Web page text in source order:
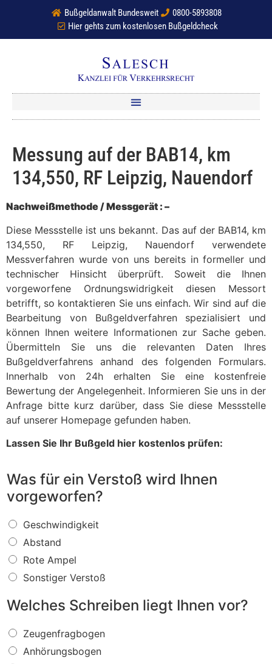
Bußgeldanwalt Bundesweit
0800-5893808
Hier gehts zum kostenlosen Bußgeldcheck
Messung auf der BAB14, km
134,550, RF Leipzig, Nauendorf
Nachweißmethode / Messgerät : –
Diese Messstelle ist uns bekannt. Das auf der BAB14, km
134,550, RF Leipzig, Nauendorf verwendete
Messverfahren wurde von uns bereits in formeller und
technischer Hinsicht überprüft. Soweit die Ihnen
vorgeworfene Ordnungswidrigkeit diesen Messort
betrifft, so kontaktieren Sie uns einfach. Wir sind auf die
Bearbeitung von Bußgeldverfahren spezialisiert und
können Ihnen weitere Informationen zur Sache geben.
Übermitteln Sie uns die relevanten Daten Ihres
Bußgeldverfahrens anhand des folgenden Formulars.
Innerhalb von 24h erhalten Sie eine kostenfreie
Bewertung der Angelegenheit. Informieren Sie uns in der
Anfrage bitte kurz darüber, dass Sie diese Messstelle
auf unserer Homepage gefunden haben.
Lassen Sie Ihr Bußgeld hier kostenlos prüfen:
Was für ein Verstoß wird Ihnen
vorgeworfen?
W
a
s
f
ü
r
i
V
e
r
Geschwindigkeit
Abstand
Rote Ampel
Sonstiger Verstoß
Welches Schreiben liegt Ihnen vor?
W
e
Zeugenfragbogen
Anhörungsbogen